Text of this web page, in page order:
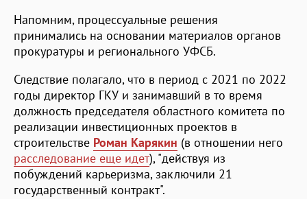
Напомним, процессуальные решения
принимались на основании материалов органов
прокуратуры и регионального УФСБ.
Следствие полагало, что в период с 2021 по 2022
годы директор ГКУ и занимавший в то время
должность председателя областного комитета по
реализации инвестиционных проектов в
строительстве Роман Карякин (в отношении него
расследование еще идет), "действуя из
побуждений карьеризма, заключили 21
государственный контракт".